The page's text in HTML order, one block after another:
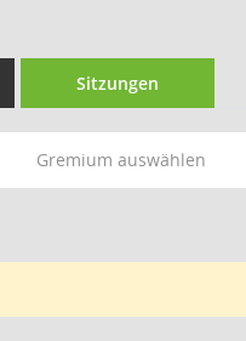
Sitzungen
Gremium auswählen